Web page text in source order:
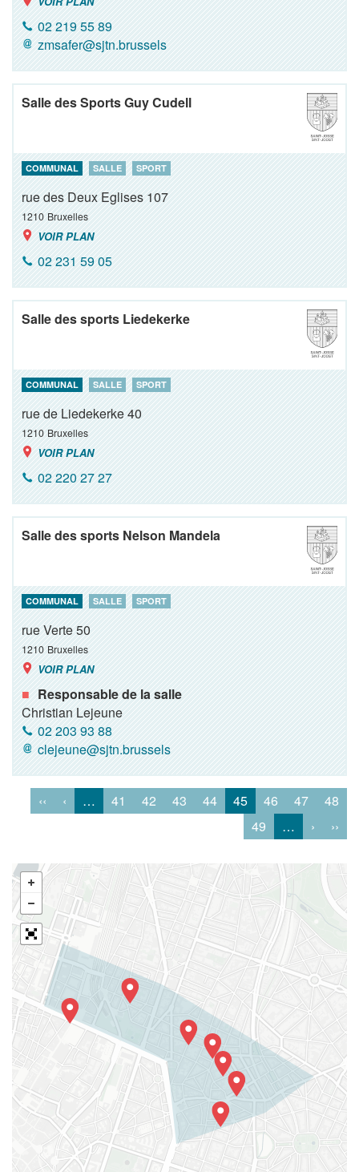
02 219 55 89
zmsafer@sjtn.brussels
Salle des Sports Guy Cudell
COMMUNAL SALLE SPORT
rue des Deux Eglises 107
1210 Bruxelles
VOIR PLAN
02 231 59 05
Salle des sports Liedekerke
COMMUNAL SALLE SPORT
rue de Liedekerke 40
1210 Bruxelles
VOIR PLAN
02 220 27 27
Salle des sports Nelson Mandela
COMMUNAL SALLE SPORT
rue Verte 50
1210 Bruxelles
VOIR PLAN
Responsable de la salle
Christian Lejeune
02 203 93 88
clejeune@sjtn.brussels
‹‹ ‹ … 41 42 43 44 45 46 47
48
49
… › ››